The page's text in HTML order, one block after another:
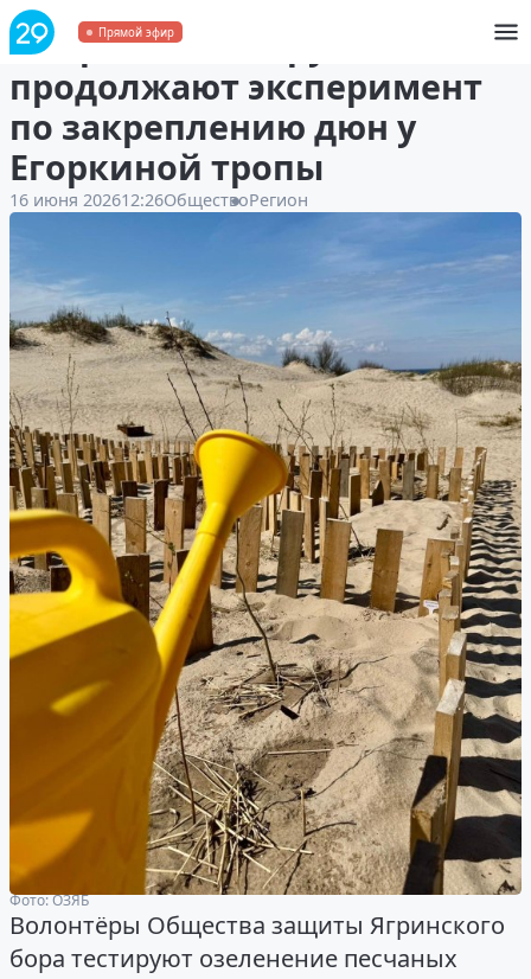
Прямой эфир
В Ягринском бору
продолжают эксперимент
по закреплению дюн у
Егоркиной тропы
16 июня 202612:26ОбществоРегион
Фото: ОЗЯБ
Волонтёры Общества защиты Ягринского
бора тестируют озеленение песчаных